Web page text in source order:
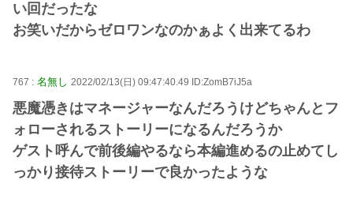
い回だったな
お笑いだからゼロワンなのかぁよく出来てるわ
767 : 名無し 2022/02/13(日) 09:47:40.49 ID:ZomB7iJ5a
悪魔憑きはマネージャーなんだろうけどちゃんとフ
ォローされるストーリーになるんだろうか
ゲスト呼んで前後編やるなら本編進めるの止めてし
っかり接待ストーリーで良かったような